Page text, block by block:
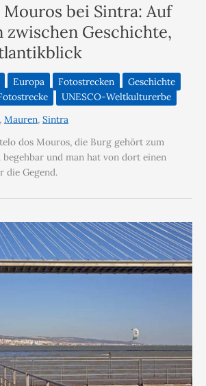
Mouros bei Sintra: Auf
zwischen Geschichte,
Europa Fotostrecken
Geschichte
UNESCO-Weltkulturerbe
, Mauren, Sintra
dos Mouros, die Burg gehört zum
und man hat von dort einen
die Gegend.